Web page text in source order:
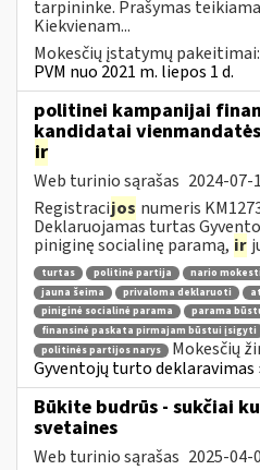
tarpininke. Prašymas
Kiekvienam...
Mokesčių įstatymų pakeitimai:
PVM nuo 2021 m. liepos 1 d.
politinei kampanijai
kandidatai
ir
Web turinio sąrašas 2024-07-
Registracijos numeris
Deklaruojamas turtas
piniginę socialinę paramą, ir
turtas politinė partija nario
jauna šeima
privaloma deklaruoti
piniginė socialinė parama
parama
finansinė paskata pirmajam būstui įsigyti
politinės partijos narys
Mokesčių
Gyventojų turto deklaravimas
Būkite budrūs - sukčiai
svetaines
Web turinio sąrašas 2025-04-